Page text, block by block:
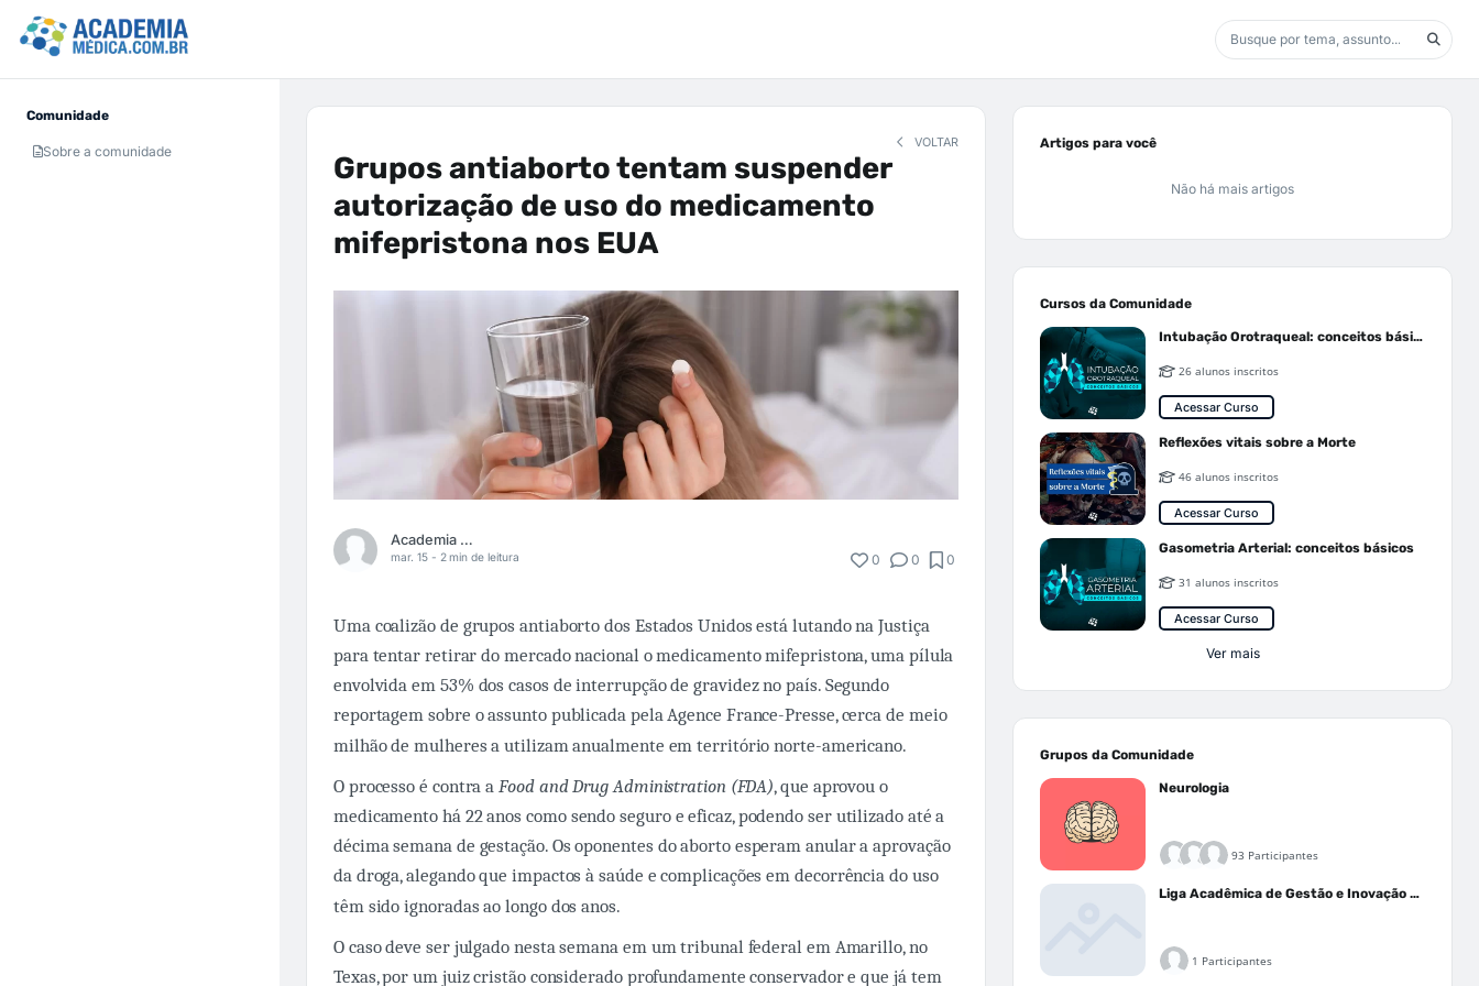
Comunidade
Sobre a comunidade
VOLTAR
Grupos antiaborto tentam suspender
autorização de uso do medicamento
mifepristona nos EUA
Academia Médica
mar. 15 - 2 min de leitura 0 0 0
Uma coalizão de grupos antiaborto dos Estados Unidos está lutando na Justiça
para tentar retirar do mercado nacional o medicamento mifepristona, uma pílula
envolvida em 53% dos casos de interrupção de gravidez no país. Segundo
reportagem sobre o assunto publicada pela Agence France-Presse, cerca de meio
milhão de mulheres a utilizam anualmente em território norte-americano.
O processo é contra aFood and Drug Administration (FDA), que aprovou o
medicamento há 22 anos como sendo seguro e eficaz, podendo ser utilizado até a
décima semana de gestação. Os oponentes do aborto esperam anular a aprovação
da droga, alegando que impactos à saúde e complicações em decorrência do uso
têm sido ignoradas ao longo dos anos.
O caso deve ser julgado nesta semana em um tribunal federal em Amarillo, no
Texas, por um juiz cristão considerado profundamente conservador e que já tem
Artigos para você
Não há mais artigos
Cursos da Comunidade
Intubação Orotraqueal: conceitos básicos
26 alunos inscritos
Acessar Curso
Reflexões vitais sobre a Morte
46 alunos inscritos
Acessar Curso
Gasometria Arterial: conceitos básicos
31 alunos inscritos
Acessar Curso
Ver mais
Grupos da Comunidade
Neurologia
93 Participantes
Liga Acadêmica de Gestão e Inovação Médica - LAGIM
1 Participantes